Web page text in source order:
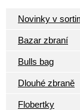
Novinky v
Bazar zbraní
Bulls bag
Dlouhé zbraně
Flobertky